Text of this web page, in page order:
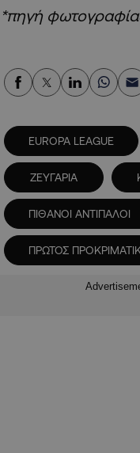
*πηγή
EUROPA LEAGUE
ΖΕΥΓΑΡΙΑ
ΠΙΘΑΝΟΙ ΑΝΤΙΠΑΛΟΙ
ΠΡΩΤΟΣ